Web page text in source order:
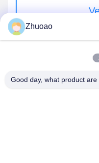
Zhuoao
Good day, what product